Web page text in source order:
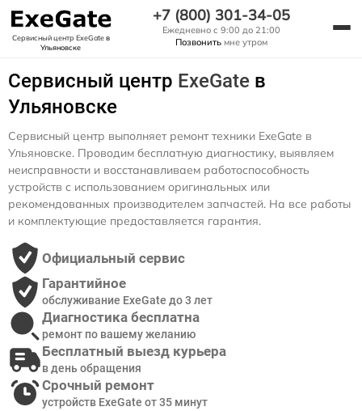
Сервисный центр ExeGateв
Ульяновске
+7 (800) 301-34-05
Ежедневно с 9:00 до 21:00
Позвонить мне утром
Сервисный центр ExeGate в
Ульяновске
Сервисный центр выполняет ремонт техники ExeGate в
Ульяновске. Проводим бесплатную диагностику, выявляем
неисправности и восстанавливаем работоспособность
устройств с использованием оригинальных или
рекомендованных производителем запчастей. На все работы
и комплектующие предоставляется гарантия.
Официальный сервис
Гарантийное
обслуживание ExeGate до 3 лет
Диагностика бесплатна
ремонт по вашему желанию
Бесплатный выезд курьера
в день обращения
Срочный ремонт
устройств ExeGate от 35 минут